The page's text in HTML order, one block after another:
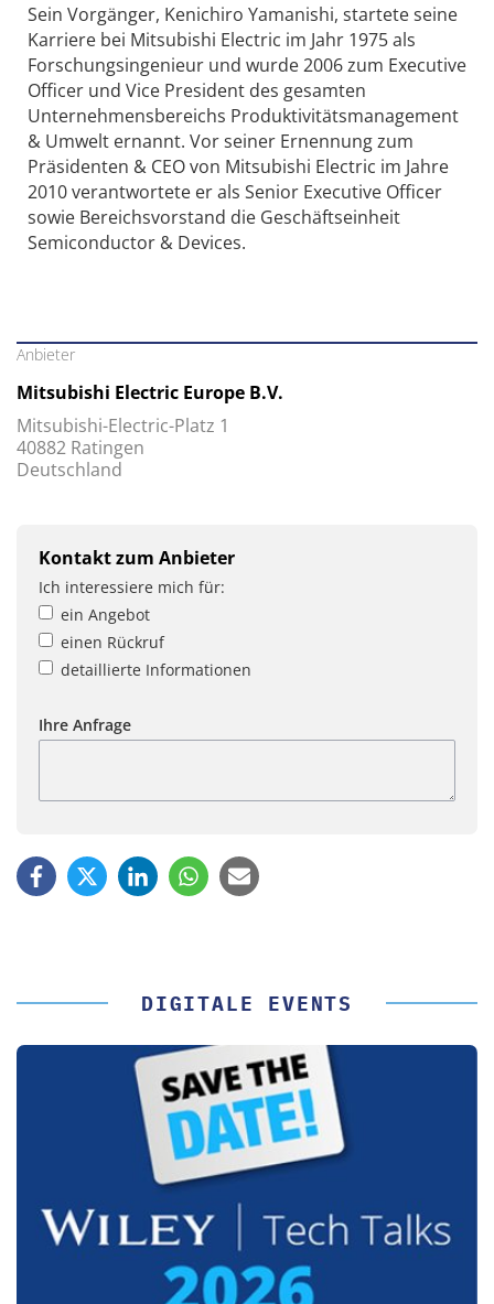
Sein Vorgänger, Kenichiro Yamanishi, startete seine
Karriere bei Mitsubishi Electric im Jahr 1975 als
Forschungsingenieur und wurde 2006 zum Executive
Officer und Vice President des gesamten
Unternehmensbereichs Produktivitätsmanagement
& Umwelt ernannt. Vor seiner Ernennung zum
Präsidenten & CEO von Mitsubishi Electric im Jahre
2010 verantwortete er als Senior Executive Officer
sowie Bereichsvorstand die Geschäftseinheit
Semiconductor & Devices.
Anbieter
Mitsubishi Electric Europe B.V.
Mitsubishi-Electric-Platz 1
40882 Ratingen
Deutschland
Kontakt zum Anbieter
Ich interessiere mich für:
ein Angebot
einen Rückruf
detaillierte Informationen
Ihre Anfrage
DIGITALE EVENTS